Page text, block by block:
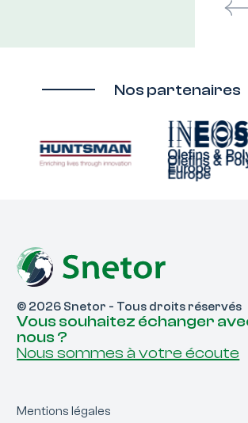
Nos partenaires
Vous souhaitez échanger avec
nous ?
Nous sommes à votre écoute